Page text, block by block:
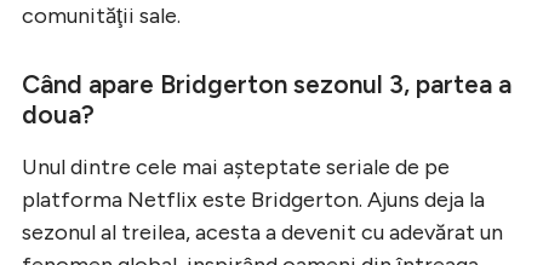
comunităţii sale.
Când apare Bridgerton sezonul 3, partea a
doua?
Unul dintre cele mai aşteptate seriale de pe
platforma Netflix este Bridgerton. Ajuns deja la
sezonul al treilea, acesta a devenit cu adevărat un